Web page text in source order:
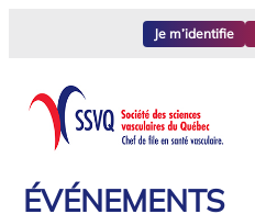
Je m’identifie
ÉVÉNEMENTS